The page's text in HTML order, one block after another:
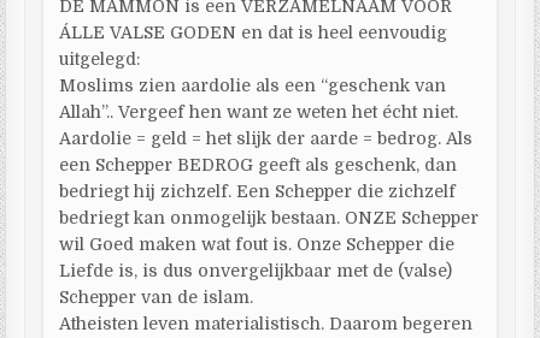
DE MAMMON is een VERZAMELNAAM VOOR
ÁLLE VALSE GODEN en dat is heel eenvoudig
uitgelegd:
Moslims zien aardolie als een “geschenk van
Allah”.. Vergeef hen want ze weten het écht niet.
Aardolie = geld = het slijk der aarde = bedrog. Als
een Schepper BEDROG geeft als geschenk, dan
bedriegt hij zichzelf. Een Schepper die zichzelf
bedriegt kan onmogelijk bestaan. ONZE Schepper
wil Goed maken wat fout is. Onze Schepper die
Liefde is, is dus onvergelijkbaar met de (valse)
Schepper van de islam.
Atheisten leven materialistisch. Daarom begeren